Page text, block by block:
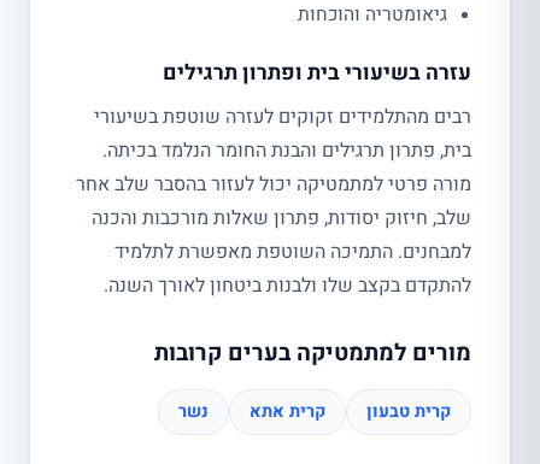
גיאומטריה והוכחות
עזרה בשיעורי בית ופתרון תרגילים
רבים מהתלמידים זקוקים לעזרה שוטפת בשיעורי
בית, פתרון תרגילים והבנת החומר הנלמד בכיתה.
מורה פרטי למתמטיקה יכול לעזור בהסבר שלב אחר
שלב, חיזוק יסודות, פתרון שאלות מורכבות והכנה
למבחנים. התמיכה השוטפת מאפשרת לתלמיד
להתקדם בקצב שלו ולבנות ביטחון לאורך השנה.
מורים למתמטיקה בערים קרובות
קרית טבעון קרית אתא נשר